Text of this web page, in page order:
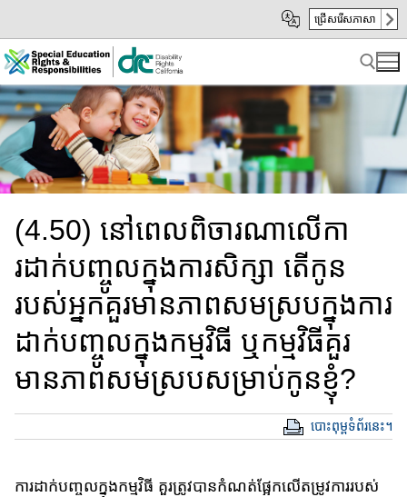
Main
Content
sub
navigation
ជ្រើសរើសភាសា
Search for:
(4.50) នៅពេល​ពិចារណាលើកា
រដាក់បញ្ចូលក្នុងការសិក្សា តើកូន​
របស់​អ្នក​គួរ​មានភាពសមស្រប​ក្នុងការ
ដាក់​បញ្ចូល​ក្នុង​កម្មវិធី ឬ​កម្មវិធី​គួរ​
មាន​ភាព​សមស្រប​សម្រាប់កូនខ្ញុំ?
បោះពុម្ពទំព័រនេះ។
ការដាក់បញ្ចូលក្នុងកម្មវិធី​ គួរត្រូវបានកំណត់​ផ្អែកលើ​តម្រូវ​ការ​​របស់